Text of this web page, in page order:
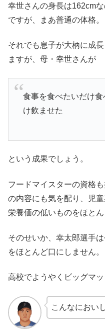
幸世さんの身長は162cm
ですが、まあ普通の体格。
それでも息子が大柄に成
ますが、母・幸世さんが
食事を食べたいだけ
け飲ませた
という成果でしょう。
フードマイスターの資格
の内容にも気を配り、児
栄養価の低いものをほとん
そのせいか、幸太郎選手
をほとんど口にしません。
高校でようやくビッグマッ
こんなにおい